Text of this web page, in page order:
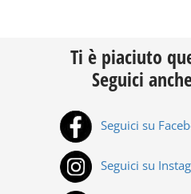
Ti è piaciuto
Seguici
Seguici su
Seguici su